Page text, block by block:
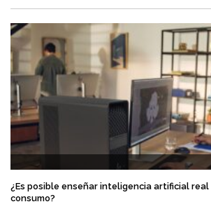
¿Es posible enseñar inteligencia artificial
consumo?